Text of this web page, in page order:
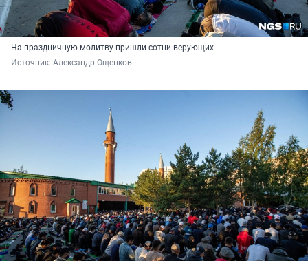
На праздничную молитву пришли сотни верующих
Источник: Александр Ощепков